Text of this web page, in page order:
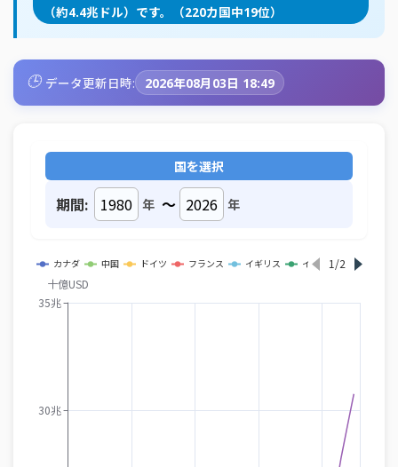
（約4.4兆ドル）です。（220カ国中19位）
🕒 データ更新日時: 2026年08月03日 18:49
国を選択
期間: 年 ～ 年